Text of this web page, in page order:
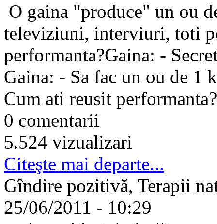
O gaina "produce" un ou
televiziuni, interviuri, toti
performanta?Gaina: -
Gaina: - Sa fac un ou de
Cum ati reusit
0 comentarii
5.524 vizualizari
Citeşte mai departe...
Gîndire pozitivă, Terapii
25/06/2011 - 10:29